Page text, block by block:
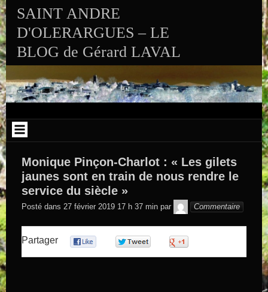
SAINT ANDRE
D'OLERARGUES – LE
BLOG de Gérard LAVAL
Monique Pinçon-Charlot : « Les gilets
jaunes sont en train de nous rendre le
service du siècle »
Posté dans 27 février 2019 17 h 37 min par
GEGE DE
SAINTAND
Commentaire
Partager